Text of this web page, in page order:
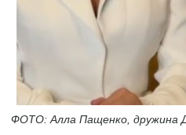
ФОТО: Алла Пащенко, дружина